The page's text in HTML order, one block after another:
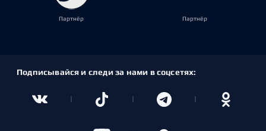
Партнёр Партнёр
Подписывайся и следи за нами в соцсетях: